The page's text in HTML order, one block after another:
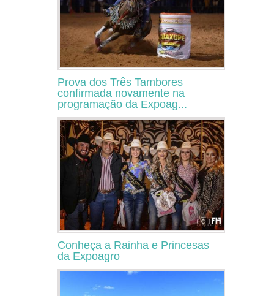
Prova dos Três Tambores
confirmada novamente na
programação da Expoag...
Conheça a Rainha e Princesas
da Expoagro